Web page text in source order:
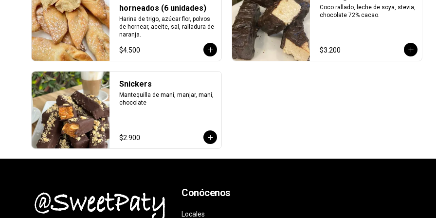
horneados (6 unidades)
Harina de trigo, azúcar flor, polvos
de hornear, aceite, sal, ralladura de
naranja.
$4.500
Coco rallado, leche de soya, stevia,
chocolate 72% cacao.
$3.200
Snickers
Mantequilla de maní, manjar, maní,
chocolate
$2.900
Conócenos
Locales